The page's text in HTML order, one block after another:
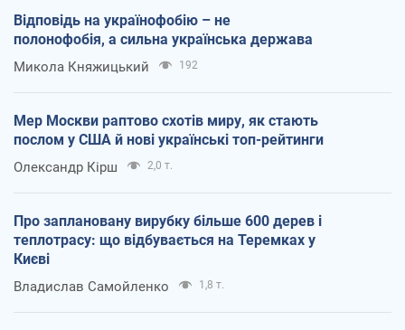
Відповідь на українофобію – не
полонофобія, а сильна українська держава
Микола Княжицький 192
Мер Москви раптово схотів миру, як стають
послом у США й нові українські топ-рейтинги
Олександр Кірш 2,0 т.
Про заплановану вирубку більше 600 дерев і
теплотрасу: що відбувається на Теремках у
Києві
Владислав Самойленко 1,8 т.